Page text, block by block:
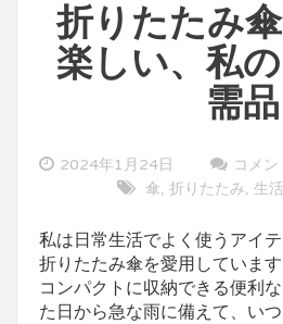
折りたたみ
楽しい、私
需品
2024年1月24日
コメ
傘 折りたたみ 生
私は日常生活でよく使うアイテ
折りたたみ傘を愛用しています
コンパクトに収納できる便利
た日から急な雨に備えて、い